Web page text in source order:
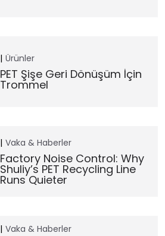
Ürünler
PET Şişe Geri Dönüşüm İçin
Trommel
Vaka & Haberler
Factory Noise Control: Why
Shuliy’s PET Recycling Line
Runs Quieter
Vaka & Haberler